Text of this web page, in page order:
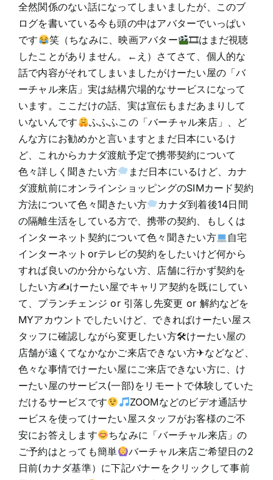
全然関係のない話になってしまいましたが、このブ
ログを書いている今も頭の中はアバターでいっぱい
です
笑（ちなみに、映画アバター
🎞はまだ視聴
したことがありません。←え）さてさて、個人的な
話で内容がそれてしまいましたがけーたい屋の「バ
ーチャル来店」実は結構穴場的なサービスになって
います。ここだけの話、実は宣伝もまだあまりして
いないんです
ふふふこの「バーチャル来店」、ど
んな方にお勧めかと言いますとまだ日本にいるけ
ど、これからカナダ渡航予定で携帯契約について
色々詳しく聞きたい方
まだ日本にいるけど、カナ
ダ渡航前にオンラインショッピングのSIMカード契約
方法について色々聞きたい方
カナダ到着後14日間
の隔離生活をしている方で、携帯の契約、もしくは
インターネット契約について色々聞きたい方
自宅
インターネットorテレビの契約をしたいけど何から
すれば良いのか分からない方、店舗に行かず契約を
したい方✍けーたい屋でキャリア契約を既にしてい
て、プランチェンジ or 引落し先変更 or 解約などを
MYアカウントでしたいけど、できればけーたい屋ス
タッフに確認しながら変更したい方🛠けーたい屋の
店舗が遠くてなかなかご来店できない方✈などなど、
色々な事情でけーたい屋にご来店できない方に、け
ーたい屋のサービス(一部)をリモートで体験していた
だけるサービスです
ZOOMなどのビデオ通話サ
ービスを使ってけーたい屋スタッフがお客様のご不
安にお答えします
ちなみに「バーチャル来店」の
ご予約はとっても簡単
バーチャル来店ご希望日の2
日前(カナダ基準）に下記バナーをクリックして事前